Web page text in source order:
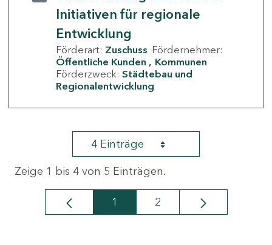
Initiativen für regionale
Entwicklung
Förderart: Zuschuss Fördernehmer:
Öffentliche Kunden
Kommunen
Förderzweck: Städtebau und
Regionalentwicklung
4 Einträge
Zeige 1 bis 4 von 5 Einträgen.
Seite
1 Seite
2